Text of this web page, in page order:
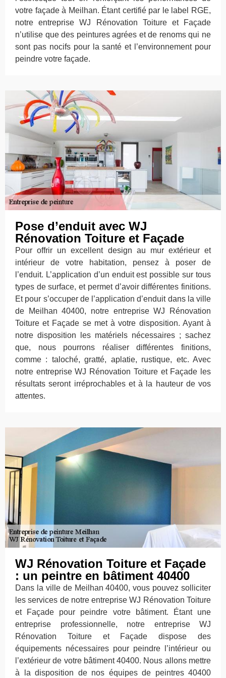
votre façade à Meilhan. Étant certifié par le label RGE,
notre entreprise WJ Rénovation Toiture et Façade
n’utilise que des peintures agrées et de renoms qui ne
sont pas nocifs pour la santé et l’environnement pour
peindre votre façade.
Pose d’enduit avec WJ
Rénovation Toiture et Façade
Pour offrir un excellent design au mur extérieur et
intérieur de votre habitation, pensez à poser de
l’enduit. L’application d’un enduit est possible sur tous
types de surface, et permet d’avoir différentes finitions.
Et pour s’occuper de l’application d’enduit dans la ville
de Meilhan 40400, notre entreprise WJ Rénovation
Toiture et Façade se met à votre disposition. Ayant à
notre disposition les matériels nécessaires ; sachez
que, nous pourrons réaliser différentes finitions,
comme : taloché, gratté, aplatie, rustique, etc. Avec
notre entreprise WJ Rénovation Toiture et Façade les
résultats seront irréprochables et à la hauteur de vos
attentes.
WJ Rénovation Toiture et Façade
: un peintre en bâtiment 40400
Dans la ville de Meilhan 40400, vous pouvez solliciter
les services de notre entreprise WJ Rénovation Toiture
et Façade pour peindre votre bâtiment. Étant une
entreprise professionnelle, notre entreprise WJ
Rénovation Toiture et Façade dispose des
équipements nécessaires pour peindre l’intérieur ou
l’extérieur de votre bâtiment 40400. Nous allons mettre
à la disposition de nos équipes de peintres 40400